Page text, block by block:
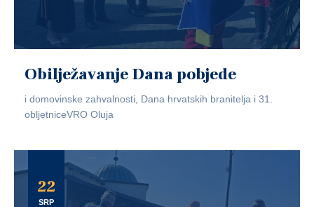
Obilježavanje Dana pobjede
i domovinske zahvalnosti, Dana hrvatskih branitelja i 31.
obljetniceVRO Oluja
22
SRP